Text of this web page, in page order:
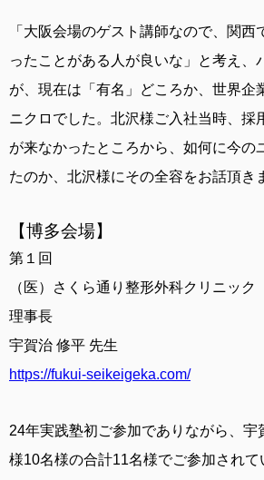
「大阪会場のゲスト講師なので、関西
ったことがある人が良いな」と考え、
が、現在は「有名」どころか、世界企
ニクロでした。北沢様ご入社当時、採
が来なかったところから、如何に今の
たのか、北沢様にその全容をお話頂き
【博多会場】
第１回
（医）さくら通り整形外科クリニック
理事長
宇賀治 修平 先生
https://fukui-seikeigeka.com/
24年実践塾初ご参加でありながら、宇
様10名様の合計11名様でご参加され